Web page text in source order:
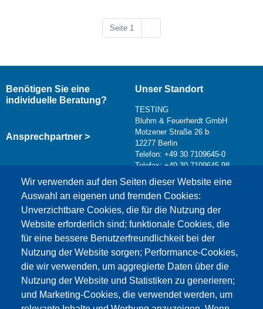
Seite 1
Wir verwenden auf den Seiten dieser Website eine
Auswahl an eigenen und fremden Cookies:
Unverzichtbare Cookies, die für die Nutzung der
Website erforderlich sind; funktionale Cookies, die
für eine bessere Benutzerfreundlichkeit bei der
Nutzung der Website sorgen; Performance-Cookies,
die wir verwenden, um aggregierte Daten über die
Nutzung der Website und Statistiken zu generieren;
und Marketing-Cookies, die verwendet werden, um
Benötigen Sie eine
individuelle Beratung?
Ansprechpartner >
Unser Standort
TESTING
Bluhm & Feuerherdt GmbH
Motzener Straße 26 b
12277 Berlin
Telefon: +49 30 7109645-0
Telefax: +49 30 7109645-98
info@testing.de
Dieser Inhalt ist blockiert, da die Google Maps
Cookies nicht akzeptiert wurden.